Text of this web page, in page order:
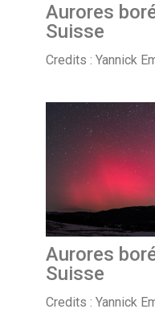
Aurores
Suisse
Credits : Yannick
Aurores
Suisse
Credits : Yannick